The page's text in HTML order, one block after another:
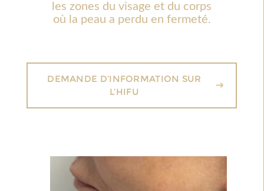
les zones du visage et du corps
où la peau a perdu en fermeté.
DEMANDE D’INFORMATION SUR
L’HIFU